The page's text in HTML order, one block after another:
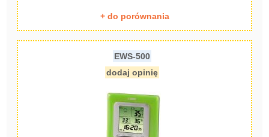
+ do porównania
EWS-500
dodaj opinię